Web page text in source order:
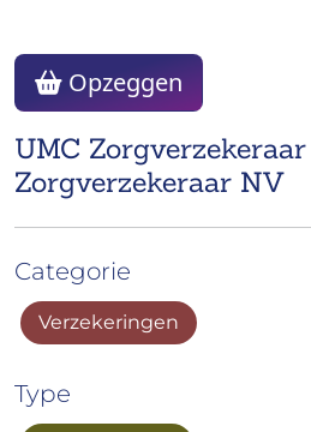
UMC
Zorgverzekeraar NV
Opzeggen
Categorie
Verzekeringen
Type